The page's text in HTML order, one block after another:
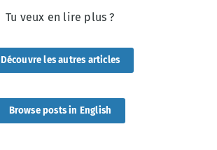
Tu veux en lire plus ?
Découvre les autres articles
Browse posts in English